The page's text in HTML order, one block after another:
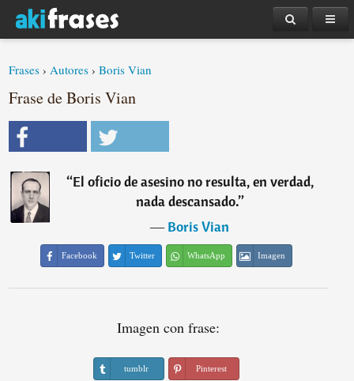
Frases ›Autores ›Boris Vian
Frase de Boris Vian
“El oficio de asesino no resulta, en verdad,
nada descansado.”
―Boris Vian
Facebook Twitter WhatsApp Imagen
Imagen con frase:
tumblr Pinterest